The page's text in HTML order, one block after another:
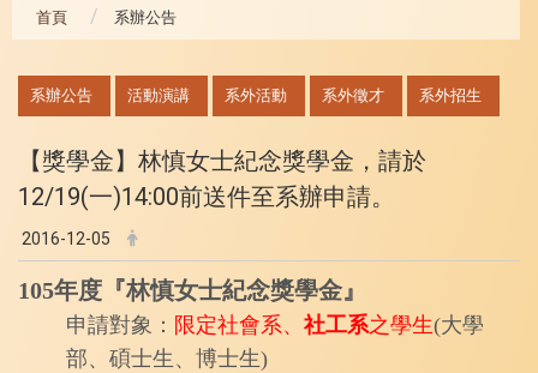
首頁 系辦公告
系辦公告 活動演講 系外活動 系外徵才 系外招生
【獎學金】林慎女士紀念獎學金，請於
12/19(一)14:00前送件至系辦申請。
2016-12-05
105年度『林慎女士紀念獎學金』
申請對象： 限定社會系、 社工系之學生(大學
部、碩士生、博士生)